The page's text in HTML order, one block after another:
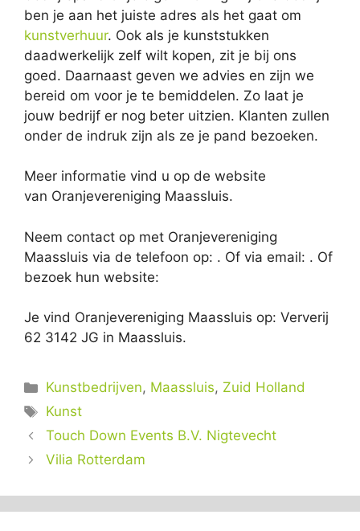
ben je aan het juiste adres als het gaat om
kunstverhuur. Ook als je kunststukken
daadwerkelijk zelf wilt kopen, zit je bij ons
goed. Daarnaast geven we advies en zijn we
bereid om voor je te bemiddelen. Zo laat je
jouw bedrijf er nog beter uitzien. Klanten zullen
onder de indruk zijn als ze je pand bezoeken.
Meer informatie vind u op de website
van Oranjevereniging Maassluis.
Neem contact op met Oranjevereniging
Maassluis via de telefoon op: . Of via email: . Of
bezoek hun website:
Je vind Oranjevereniging Maassluis op: Ververij
62 3142 JG in Maassluis.
Categorieën
Kunstbedrijven, Maassluis, Zuid Holland
Tags
Kunst
Touch Down Events B.V. Nigtevecht
Vilia Rotterdam